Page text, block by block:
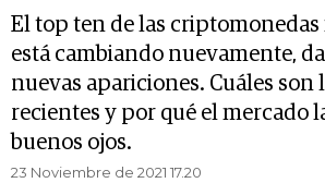
El top ten de las criptomonedas
está cambiando nuevamente,
nuevas apariciones. Cuáles son
recientes y por qué el mercado
buenos ojos.
23 Noviembre de 2021 17.20